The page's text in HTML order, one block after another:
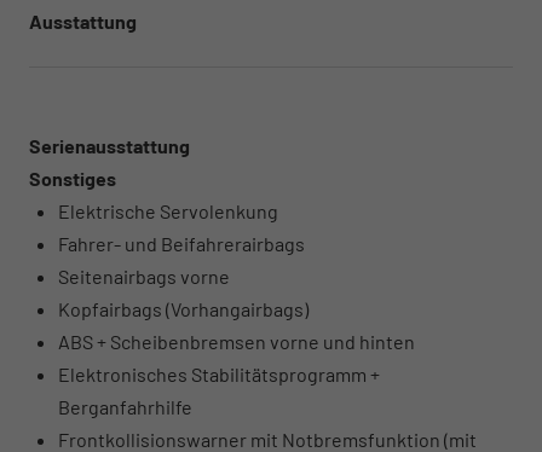
Ausstattung
Serienausstattung
Sonstiges
Elektrische Servolenkung
Fahrer- und Beifahrerairbags
Seitenairbags vorne
Kopfairbags (Vorhangairbags)
ABS + Scheibenbremsen vorne und hinten
Elektronisches Stabilitätsprogramm +
Berganfahrhilfe
Frontkollisionswarner mit Notbremsfunktion (mit